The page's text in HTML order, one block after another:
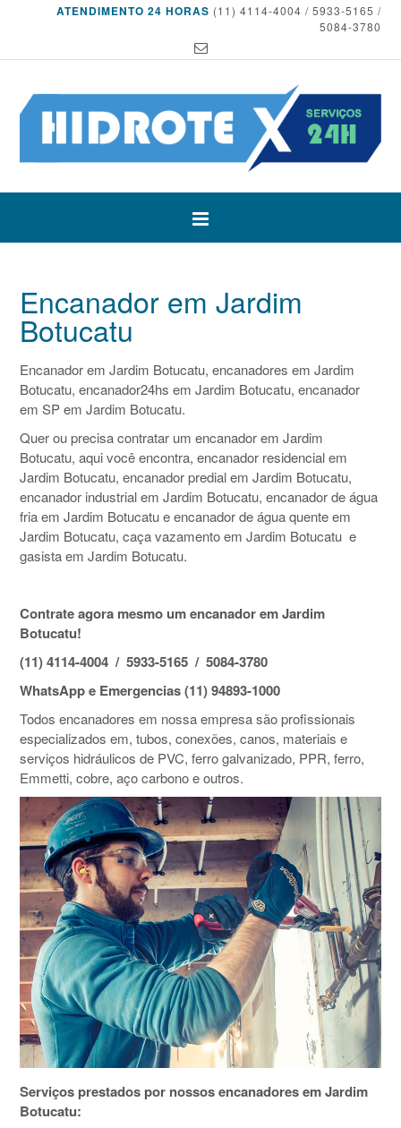
ATENDIMENTO 24 HORAS (11) 4114-4004 / 5933-5165 /
5084-3780
Encanador em Jardim
Botucatu
Encanador em Jardim Botucatu, encanadores em Jardim
Botucatu, encanador24hs em Jardim Botucatu, encanador
em SP em Jardim Botucatu.
Quer ou precisa contratar um encanador em Jardim
Botucatu, aqui você encontra, encanador residencial em
Jardim Botucatu, encanador predial em Jardim Botucatu,
encanador industrial em Jardim Botucatu, encanador de água
fria em Jardim Botucatu e encanador de água quente em
Jardim Botucatu, caça vazamento em Jardim Botucatu e
gasista em Jardim Botucatu.
Contrate agora mesmo um encanador em Jardim
Botucatu!
(11) 4114-4004 / 5933-5165 / 5084-3780
WhatsApp e Emergencias (11) 94893-1000
Todos encanadores em nossa empresa são profissionais
especializados em, tubos, conexões, canos, materiais e
serviços hidráulicos de PVC, ferro galvanizado, PPR, ferro,
Emmetti, cobre, aço carbono e outros.
Serviços prestados por nossos encanadores em Jardim
Botucatu: